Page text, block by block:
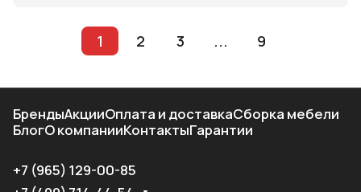
1 2 3 ... 9
БрендыАкцииОплата и доставкаСборка мебели
БлогО компанииКонтактыГарантии
+7 (965) 129-00-85